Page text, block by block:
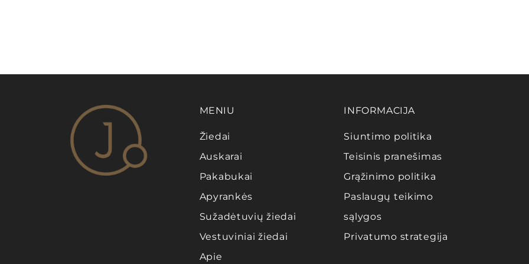
MENIU
Žiedai
Auskarai
Pakabukai
Apyrankės
Sužadėtuvių žiedai
Vestuviniai žiedai
Apie
INFORMACIJA
Siuntimo politika
Teisinis pranešimas
Grąžinimo politika
Paslaugų teikimo
sąlygos
Privatumo strategija